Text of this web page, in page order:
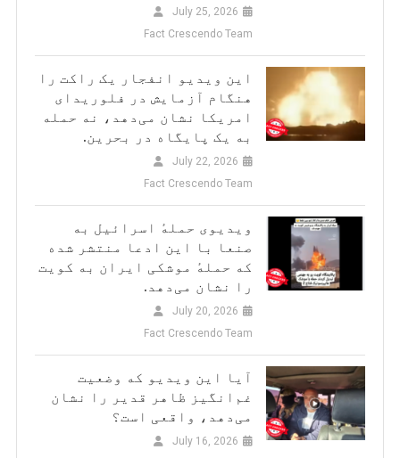
July 25, 2026
Fact Crescendo Team
این ویدیو انفجار یک راکت را
هنگام آزمایش در فلوریدای
امریکا نشان می‌دهد، نه حمله
به یک پایگاه در بحرین.
July 22, 2026
Fact Crescendo Team
ویدیوی حملهٔ اسرائیل به
صنعا با این ادعا منتشر شده
که حملهٔ موشکی ایران به کویت
را نشان می‌دهد.
July 20, 2026
Fact Crescendo Team
آیا این ویدیو که وضعیت
غم‌انگیز ظاهر قدیر را نشان
می‌دهد، واقعی است؟
July 16, 2026